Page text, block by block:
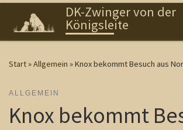
Zum Inhalt springenDK-Zwinger von der
Königsleite
Start»Allgemein »Knox bekommt Besuch aus
ALLGEMEIN
Knox bekommt